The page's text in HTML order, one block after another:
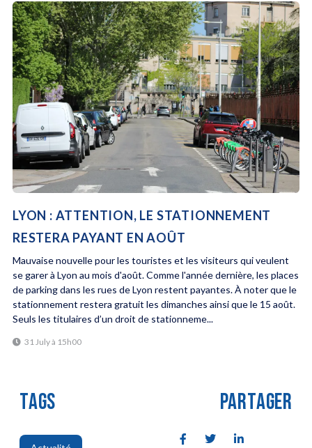
LYON : ATTENTION, LE STATIONNEMENT
RESTERA PAYANT EN AOÛT
Mauvaise nouvelle pour les touristes et les visiteurs qui veulent
se garer à Lyon au mois d'août. Comme l'année dernière, les places
de parking dans les rues de Lyon restent payantes. À noter que le
stationnement restera gratuit les dimanches ainsi que le 15 août.
Seuls les titulaires d’un droit de stationneme...
31 July à 15h00
TAGS PARTAGER